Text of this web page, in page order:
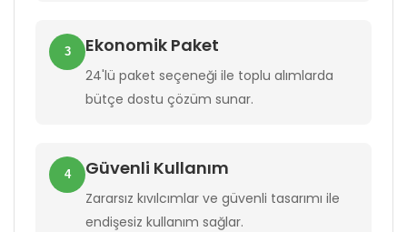
3 Ekonomik Paket
24'lü paket seçeneği ile toplu alımlarda
bütçe dostu çözüm sunar.
4 Güvenli Kullanım
Zararsız kıvılcımlar ve güvenli tasarımı ile
endişesiz kullanım sağlar.